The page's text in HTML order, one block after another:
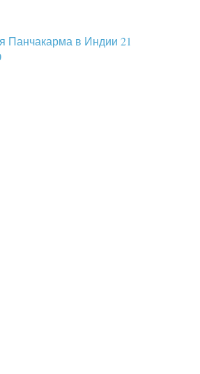
Панчакарма в Индии 21